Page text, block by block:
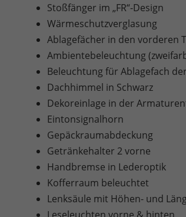
Stoßfänger im „FR“-Design
Wärmeschutzverglasung
Ablagefächer in den vorderen
Ambientebeleuchtung
Beleuchtung für Ablagefach
Dachhimmel in Schwarz
Dekoreinlage in der
Eintonsignalhorn
Gepäckraumabdeckung
Getränkehalter 2 vorne
Handbremse in Lederoptik
Kofferraum beleuchtet
Lenksäule mit Höhen- und